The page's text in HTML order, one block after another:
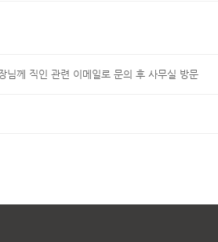
님께 직인 관련 이메일로 문의 후 사무실 방문